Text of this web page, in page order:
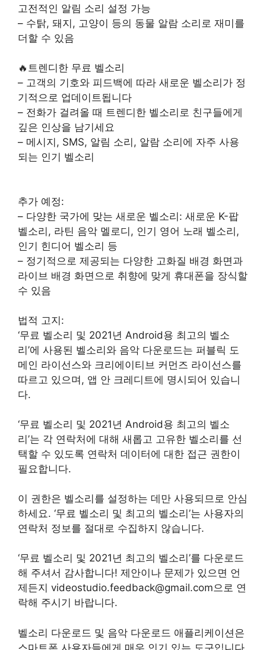
고전적인 알림 소리 설정 가능
– 수탉, 돼지, 고양이 등의 동물 알람 소리로 재미를
더할 수 있음
🔥트렌디한 무료 벨소리
– 고객의 기호와 피드백에 따라 새로운 벨소리가 정
기적으로 업데이트됩니다
– 전화가 걸려올 때 트렌디한 벨소리로 친구들에게
깊은 인상을 남기세요
– 메시지, SMS, 알림 소리, 알람 소리에 자주 사용
되는 인기 벨소리
추가 예정:
– 다양한 국가에 맞는 새로운 벨소리: 새로운 K-팝
벨소리, 라틴 음악 멜로디, 인기 영어 노래 벨소리,
인기 힌디어 벨소리 등
– 정기적으로 제공되는 다양한 고화질 배경 화면과
라이브 배경 화면으로 취향에 맞게 휴대폰을 장식할
수 있음
법적 고지:
‘무료 벨소리 및 2021년 Android용 최고의 벨소
리’에 사용된 벨소리와 음악 다운로드는 퍼블릭 도
메인 라이선스와 크리에이티브 커먼즈 라이선스를
따르고 있으며, 앱 안 크레디트에 명시되어 있습니
다.
‘무료 벨소리 및 2021년 Android용 최고의 벨소
리’는 각 연락처에 대해 새롭고 고유한 벨소리를 선
택할 수 있도록 연락처 데이터에 대한 접근 권한이
필요합니다.
이 권한은 벨소리를 설정하는 데만 사용되므로 안심
하세요. ‘무료 벨소리 및 최고의 벨소리’는 사용자의
연락처 정보를 절대로 수집하지 않습니다.
‘무료 벨소리 및 2021년 최고의 벨소리’를 다운로드
해 주셔서 감사합니다! 제안이나 문제가 있으면 언
제든지 videostudio.feedback@gmail.com으로 연
락해 주시기 바랍니다.
벨소리 다운로드 및 음악 다운로드 애플리케이션은
스마트폰 사용자들에게 매우 인기 있는 도구입니다.